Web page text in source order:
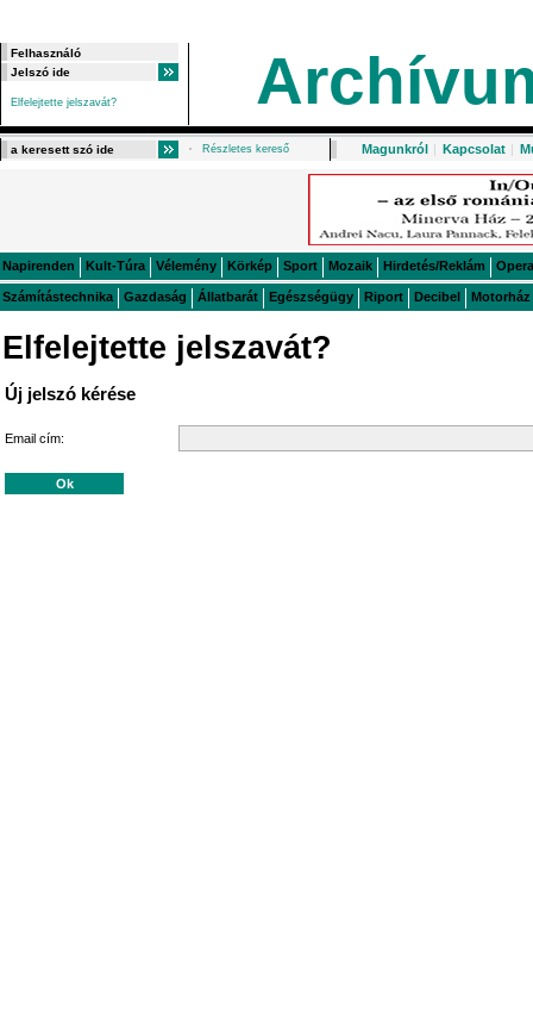
Elfelejtette jelszavát?
Részletes kereső Magunkról | Kapcsolat |
Napirenden Kult-Túra Vélemény Körkép Sport Mozaik Hirdetés/Reklám Opera
Számítástechnika Gazdaság Állatbarát Egészségügy Riport Decibel Motorház
Elfelejtette jelszavát?
Új jelszó kérése
Email cím: